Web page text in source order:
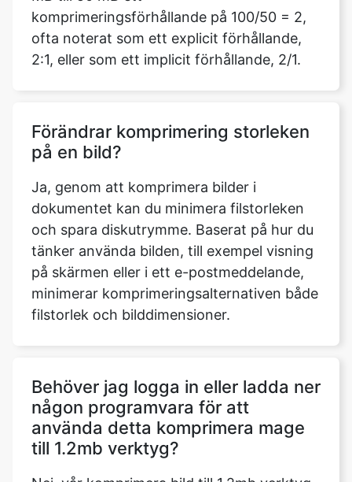
Förändrar komprimering storleken
Ja, genom att komprimera bilder i
dokumentet kan du minimera filstorleken
tänker använda bilden, till exempel visning
på skärmen eller i ett e-postmeddelande,
minimerar komprimeringsalternativen både
filstorlek och bilddimensioner.
Behöver jag logga in eller ladda ner
till 1.2mb verktyg?
Nej, vår komprimera bild till 1.2mb verktyg
är helt online och kräver inte att du delar